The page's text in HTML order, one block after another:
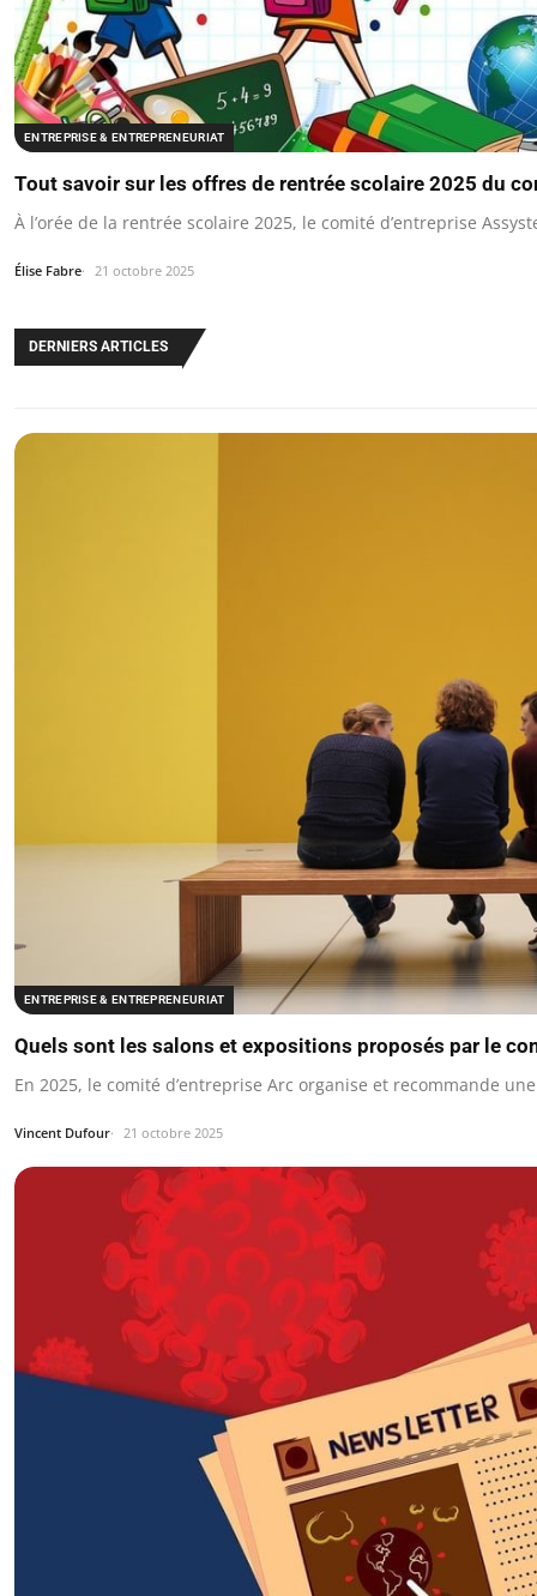
ENTREPRISE & ENTREPRENEURIAT
Tout savoir sur les offres de rentrée scolaire 2025 du
À l’orée de la rentrée scolaire 2025, le comité d’entreprise
Élise Fabre 21 octobre 2025
DERNIERS ARTICLES
ENTREPRISE & ENTREPRENEURIAT
Quels sont les salons et expositions proposés par le
En 2025, le comité d’entreprise Arc organise et recommande
Vincent Dufour 21 octobre 2025